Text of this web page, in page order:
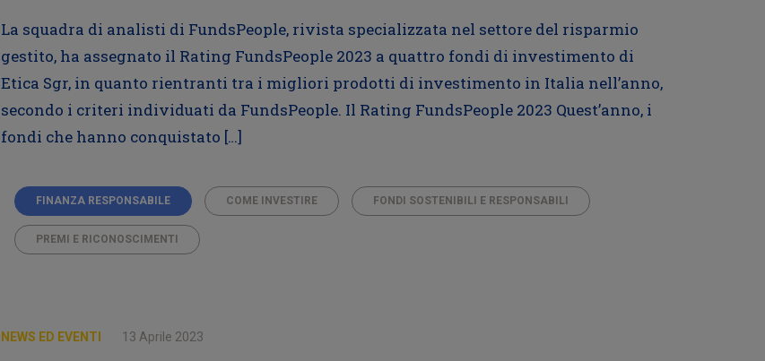
La squadra di analisti di FundsPeople, rivista specializzata nel settore del risparmio
gestito, ha assegnato il Rating FundsPeople 2023 a quattro fondi di investimento di
Etica Sgr, in quanto rientranti tra i migliori prodotti di investimento in Italia nell’anno,
secondo i criteri individuati da FundsPeople. Il Rating FundsPeople 2023 Quest’anno, i
fondi che hanno conquistato […]
FINANZA RESPONSABILE COME INVESTIRE FONDI SOSTENIBILI E RESPONSABILI
PREMI E RICONOSCIMENTI
NEWS ED EVENTI 13 Aprile 2023